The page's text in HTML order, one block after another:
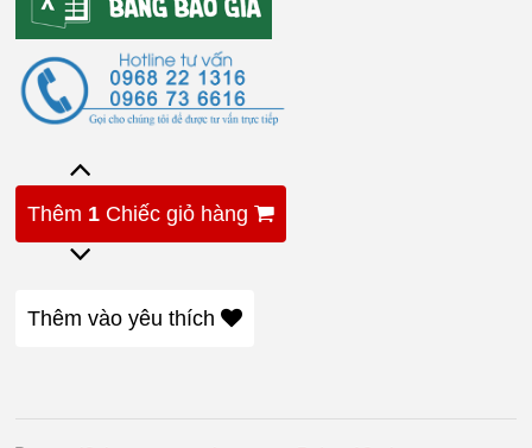
Thêm 1 Chiếc giỏ hàng
Thêm vào yêu thích